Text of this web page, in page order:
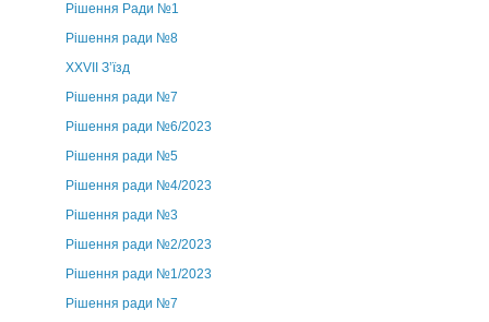
Рішення Ради №1
Рішення ради №8
ХХVII З’їзд
Рішення ради №7
Рішення ради №6/2023
Рішення ради №5
Рішення ради №4/2023
Рішення ради №3
Рішення ради №2/2023
Рішення ради №1/2023
Рішення ради №7